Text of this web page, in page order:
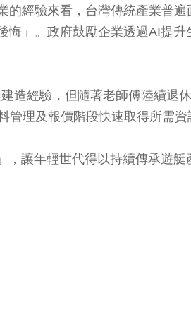
經驗來看，台灣傳統產業普
」。政府鼓勵企業透過AI提
造經驗，但隨著老師傅陸續退
理及報價階段快速取得所需資
讓年輕世代得以持續傳承遊艇